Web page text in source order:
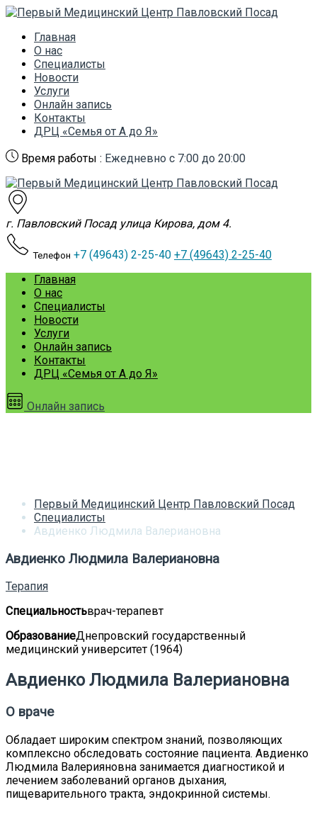
Главная
О нас
Специалисты
Новости
Услуги
Онлайн запись
Контакты
ДРЦ «Семья от А до Я»
Время работы : Ежедневно с 7:00 до 20:00
г. Павловский Посад улица Кирова, дом 4.
Телефон +7 (49643) 2-25-40 +7 (49643) 2-25-40
Главная
О нас
Специалисты
Новости
Услуги
Онлайн запись
Контакты
ДРЦ «Семья от А до Я»
Онлайн запись
Первый Медицинский Центр Павловский Посад
Специалисты
Авдиенко Людмила Валериановна
Авдиенко Людмила Валериановна
Терапия
Специальностьврач-терапевт
ОбразованиеДнепровский государственный
медицинский университет (1964)
Авдиенко Людмила Валериановна
О враче
Обладает широким спектром знаний, позволяющих
комплексно обследовать состояние пациента. Авдиенко
Людмила Валерияновна занимается диагностикой и
лечением заболеваний органов дыхания,
пищеварительного тракта, эндокринной системы.